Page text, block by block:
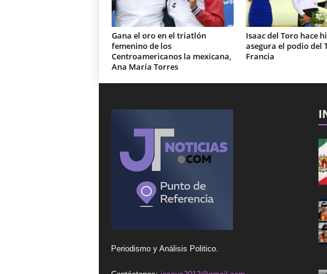
Gana el oro en el triatlón
femenino de los
Centroamericanos la mexicana,
Ana María Torres
Isaac del Toro hace
asegura el podio del
Francia
Periodismo y Análisis Politico.